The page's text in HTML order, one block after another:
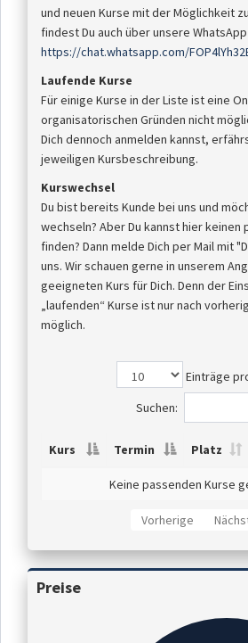
und neuen Kurse mit der Möglichkeit
findest Du auch über unsere
https://chat.whatsapp.com/
Laufende Kurse
Für einige Kurse in der Liste ist eine
organisatorischen Gründen nicht
Dich dennoch anmelden kannst,
jeweiligen Kursbeschreibung.
Kurswechsel
Du bist bereits Kunde bei uns und
wechseln? Aber Du kannst hier keinen
finden? Dann melde Dich per Mail mit
uns. Wir schauen gerne in unserem
geeigneten Kurs für Dich. Denn der
„laufenden“ Kurse ist nur nach
möglich.
Einträge
Suchen:
Kurs Termin Platz
Keine passenden Kurse
Vorherige
Preise